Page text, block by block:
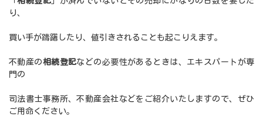
り、
買い手が躊躇したり、値引きされることも起こりえます。
不動産の相続登記などの必要性があるときは、エキスパートが専
門の
司法書士事務所、不動産会社などをご紹介いたしますので、ぜひ
ご用命ください。